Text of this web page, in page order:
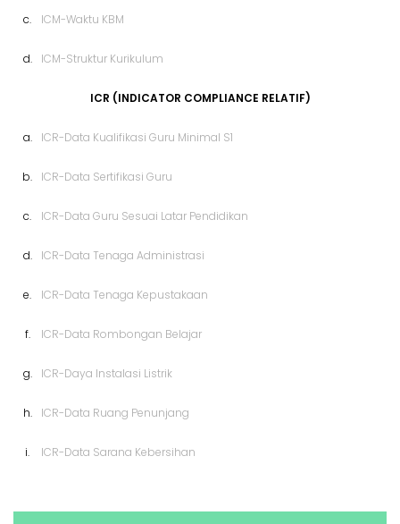
c. ICM-Waktu KBM
d. ICM-Struktur Kurikulum
ICR (INDICATOR COMPLIANCE RELATIF)
a. ICR-Data Kualifikasi Guru Minimal S1
b. ICR-Data Sertifikasi Guru
c. ICR-Data Guru Sesuai Latar Pendidikan
d. ICR-Data Tenaga Administrasi
e. ICR-Data Tenaga Kepustakaan
f. ICR-Data Rombongan Belajar
g. ICR-Daya Instalasi Listrik
h. ICR-Data Ruang Penunjang
i. ICR-Data Sarana Kebersihan